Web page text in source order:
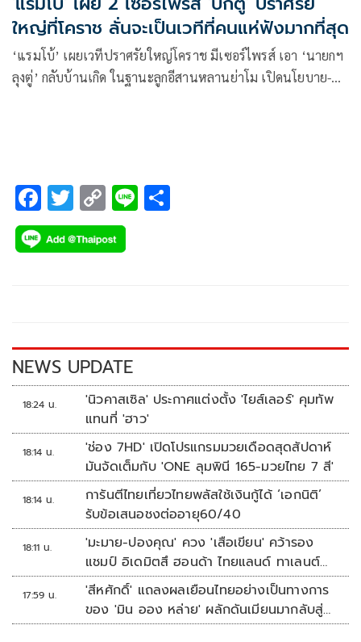
ใหญ่ที่โคราช ลั่นจะเป็นเวทีที่คนแห่ฟังมากที่สุด
‘แรมโบ้’ เผยเวทีปราศรัยใหญ่โคราช มีเซอร์ไพรส์ เอา ‘นายกฯ
ลุงตู่’ กลับบ้านเกิด ในฐานะลูกอีสานหลานย่าโม เปิดนโยบาย-
F
ac
e
k
T
wi
tt
C
o
p
k
Li
NEWS UPDATE
18:24 น.
'นิวคาสเซิล' ประกาศแต่งตั้ง 'ไยส์เลอร์' คุมทัพ
แทนที่ 'ฮาว'
18:14 น.
'ช่อง 7HD' เปิดโปรแกรมมวยเดือดสุดสัปดาห์
มันจัดเต็มกับ 'ONE ลุมพินี 165-มวยไทย 7 สี'
18:14 น.
การันตีไทยเที่ยวไทยพลัสใช้เงินกู้ได้ ‘เอกนิติ’
รับข้อเสนอชงต่ออายุ60/40
18:11 น.
'มะมาย-ปองคุณ' ควง 'เสือเขียน' คว้ารอง
แชมป์ อิเดมิตสึ ฮอนด้า ไทยแลนด์ ทาเลนต์
คัพ สนาม 3
17:59 น.
'สีหศักดิ์' แถลงผลเยือนไทยอย่างเป็นทางการ
ของ 'มิน ออง หล่าย' ผลักดันเมียนมากลับสู่
อาเซียน